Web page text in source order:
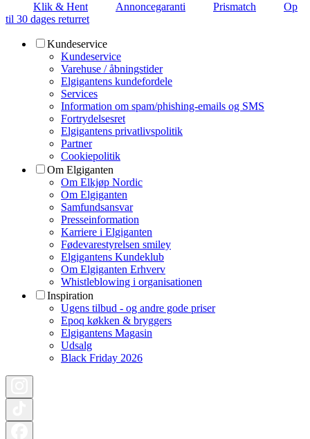
Klik & Hent Annoncegaranti Prismatch
Op
til 30 dages returret
Kundeservice
Kundeservice
Varehuse / åbningstider
Elgigantens kundefordele
Services
Information om spam/phishing-emails og SMS
Fortrydelsesret
Elgigantens privatlivspolitik
Partner
Cookiepolitik
Om Elgiganten
Om Elkjøp Nordic
Om Elgiganten
Samfundsansvar
Presseinformation
Karriere i Elgiganten
Fødevarestyrelsen smiley
Elgigantens Kundeklub
Om Elgiganten Erhverv
Whistleblowing i organisationen
Inspiration
Ugens tilbud - og andre gode priser
Epoq køkken & bryggers
Elgigantens Magasin
Udsalg
Black Friday 2026